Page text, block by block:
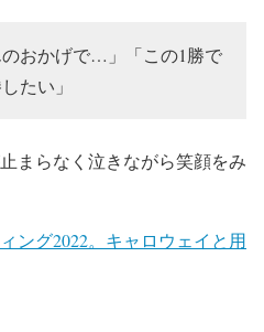
のおかげで…」「この1勝で
たい」
まらなく泣きながら笑顔をみ
ング2022。キャロウェイと用